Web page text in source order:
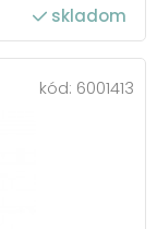
skladom
kód: 6001413